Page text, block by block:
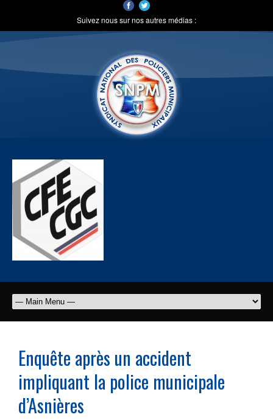
Suivez nous sur nos autres médias :
Enquête après un accident
impliquant la police municipale
d’Asnières